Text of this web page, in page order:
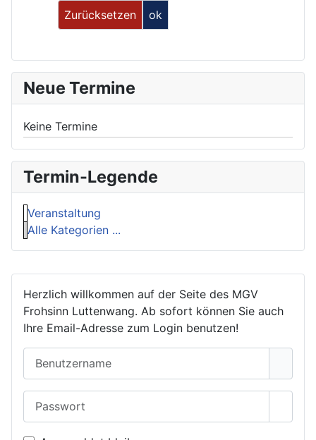
Herzlich willkommen auf der Seite des MGV
Frohsinn Luttenwang. Ab sofort können Sie auch
Ihre Email-Adresse zum Login benutzen!
Neue Termine
Keine Termine
Termin-Legende
Veranstaltung
Alle Kategorien ...